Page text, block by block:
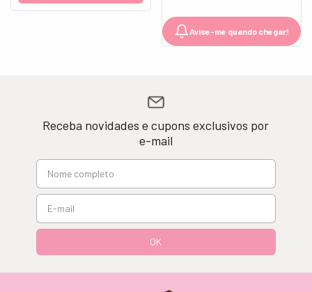
Avise-me quando chegar!
Receba novidades e cupons exclusivos por
e-mail